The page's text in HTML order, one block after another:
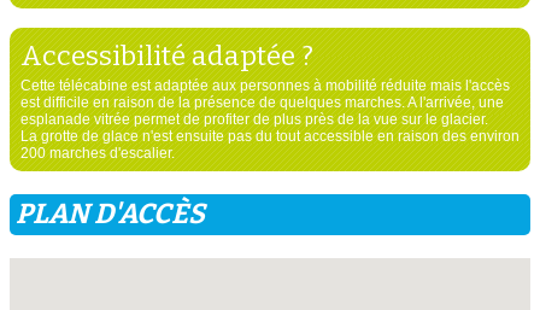
Accessibilité adaptée ?
Cette télécabine est adaptée aux personnes à mobilité réduite mais l'accès
est difficile en raison de la présence de quelques marches. A l'arrivée, une
esplanade vitrée permet de profiter de plus près de la vue sur le glacier.
La grotte de glace n'est ensuite pas du tout accessible en raison des environ
200 marches d'escalier.
PLAN D'ACCÈS